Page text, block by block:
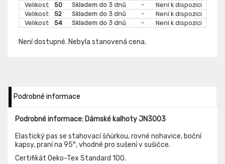
Velikost:
50 Skladem do 3 dnů -
Není k dispozici
Velikost:
52 Skladem do 3 dnů -
Není k dispozici
Velikost:
54 Skladem do 3 dnů - Není k dispozici
Není dostupné. Nebyla stanovená cena.
Podrobné informace
Podrobné informace: Dámské kalhoty JN3003
Elastický pas se stahovací šňůrkou, rovné nohavice, boční
kapsy, praní na 95°, vhodné pro sušení v sušičce.
Certifikát Oeko-Tex Standard 100.